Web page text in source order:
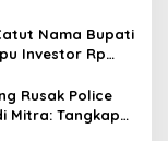
Nama Bupati
Investor Rp
Rusak Police
Mitra: Tangkap